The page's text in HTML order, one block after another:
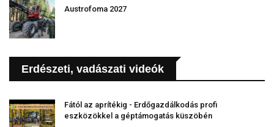
Austrofoma 2027
Erdészeti, vadászati videók
Fától az aprítékig - Erdőgazdálkodás profi
eszközökkel a géptámogatás küszöbén